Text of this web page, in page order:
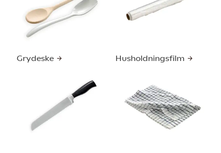
Grydeske Husholdningsfilm